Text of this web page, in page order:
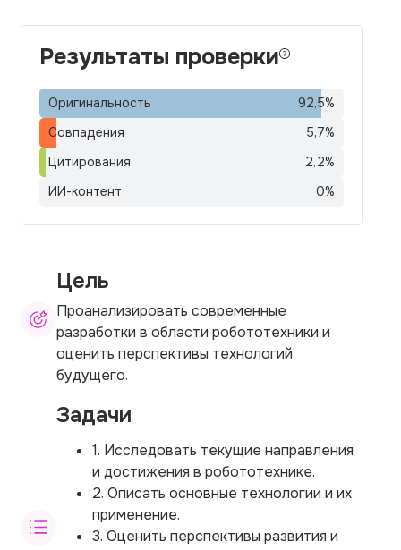
Результаты проверки
Оригинальность 92,5%
Совпадения
5,7%
Цитирования
2,2%
ИИ-контент
0%
Цель
Проанализировать современные
разработки в области робототехники и
оценить перспективы технологий
будущего.
Задачи
1. Исследовать текущие направления
и достижения в робототехнике.
2. Описать основные технологии и их
применение.
3. Оценить перспективы развития и